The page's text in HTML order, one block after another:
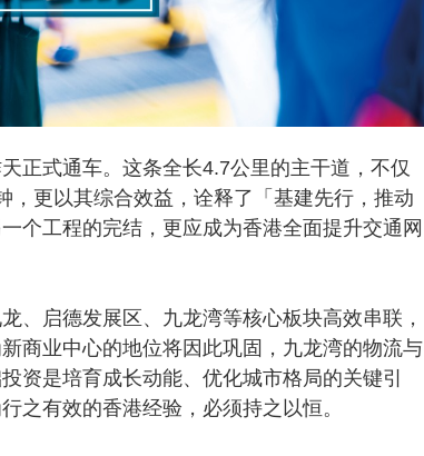
式通车。这条全长4.7公里的主干道，不仅
更以其综合效益，诠释了「基建先行，推动
个工程的完结，更应成为香港全面提升交通网
启德发展区、九龙湾等核心板块高效串联，
商业中心的地位将因此巩固，九龙湾的物流与
资是培育成长动能、优化城市格局的关键引
之有效的香港经验，必须持之以恒。